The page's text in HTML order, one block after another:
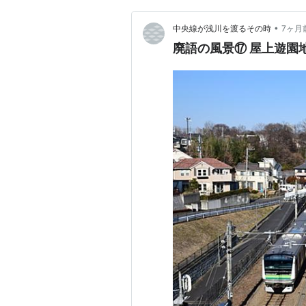
中央線が浅川を渡るその時 • 7ヶ月
廃語の風景⑰ 屋上遊